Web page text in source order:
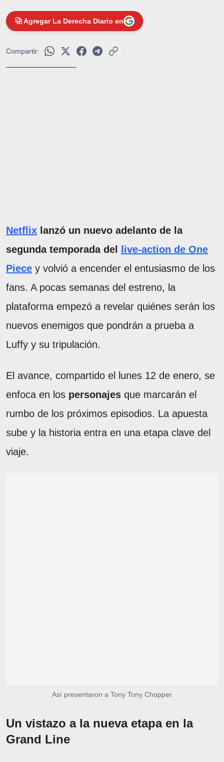
Agregar La Derecha Diario en
Compartir:
Netflix lanzó un nuevo adelanto de la
segunda temporada del
live-action de One
Piece y volvió a encender el entusiasmo de los
fans. A pocas semanas del estreno, la
plataforma empezó a revelar quiénes serán los
nuevos enemigos que pondrán a prueba a
Luffy y su tripulación.
El avance, compartido el lunes 12 de enero, se
enfoca en los personajes que marcarán el
rumbo de los próximos episodios. La apuesta
sube y la historia entra en una etapa clave del
viaje.
Así presentaron a Tony Tony Chopper
Un vistazo a la nueva etapa en la
Grand Line